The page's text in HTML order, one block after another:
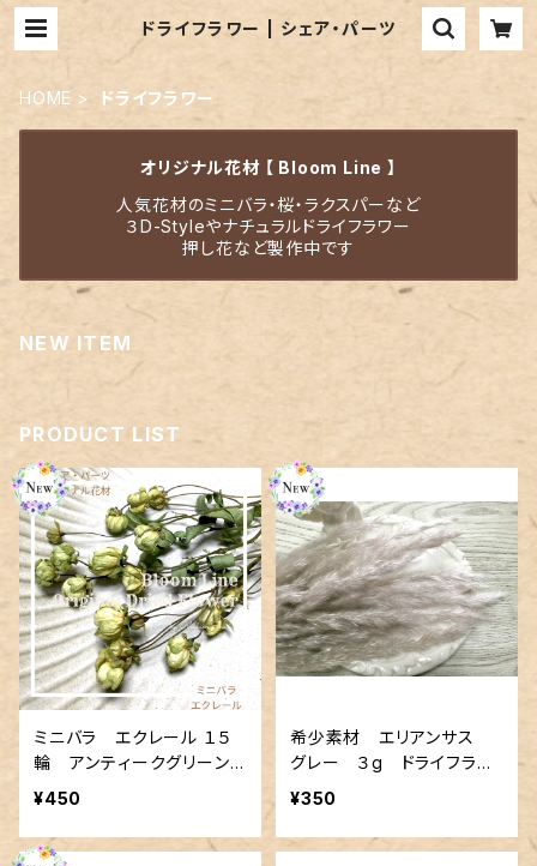
ドライフラワー | シェア・パーツ
HOME ドライフラワー
オリジナル花材 【 Bloom Line 】
人気花材のミニバラ・桜・ラクスパーなど
３D-Styleやナチュラルドライフラワー
押し花など製作中です
NEW ITEM
PRODUCT LIST
ミニバラ エクレール １５
輪 アンティークグリーン
¥450
希少素材 エリアンサス
グレー ３g ドライフラワ
ー スワッグ、キャンドル
¥350